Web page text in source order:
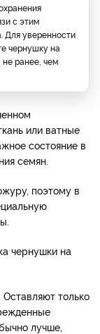
с этим
Для уверенности
чернушку на
ранее, чем
или ватные
состояние в
семян.
поэтому в
чернушки на
только
лучше,